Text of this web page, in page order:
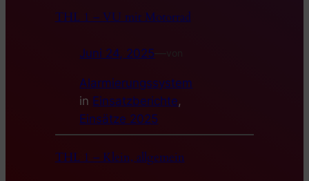
THL 1 – VU mit Motorrad
Juni 24, 2025
Alarmierungssystem
in Einsatzberichte
Einsätze 2025
THL 1 – Klein, allgemein